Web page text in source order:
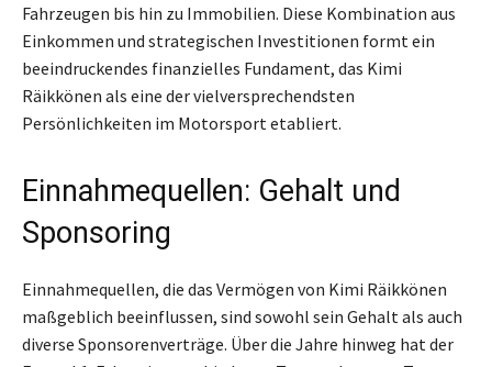
Fahrzeugen bis hin zu Immobilien. Diese Kombination aus
Einkommen und strategischen Investitionen formt ein
beeindruckendes finanzielles Fundament, das Kimi
Räikkönen als eine der vielversprechendsten
Persönlichkeiten im Motorsport etabliert.
Einnahmequellen: Gehalt und
Sponsoring
Einnahmequellen, die das Vermögen von Kimi Räikkönen
maßgeblich beeinflussen, sind sowohl sein Gehalt als auch
diverse Sponsorenverträge. Über die Jahre hinweg hat der